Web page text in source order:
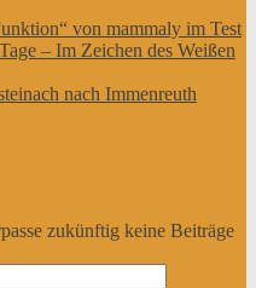
von mammaly im Test
– Im Zeichen des Weißen
nach Immenreuth
zukünftig keine Beiträge